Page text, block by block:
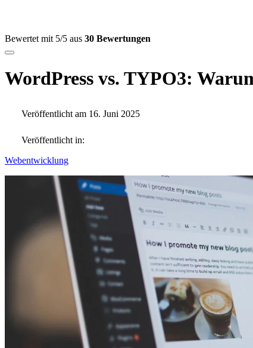
Bewertet mit 5/5 aus 30 Bewertungen
WordPress vs. TYPO3:
Veröffentlicht am 16. Juni 2025
Veröffentlicht in:
Webentwicklung